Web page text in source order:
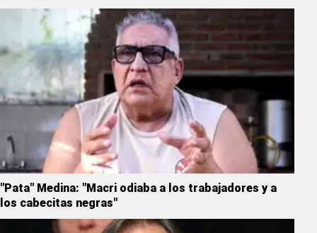
"Pata" Medina: "Macri odiaba a los trabajadores y a
los cabecitas negras"